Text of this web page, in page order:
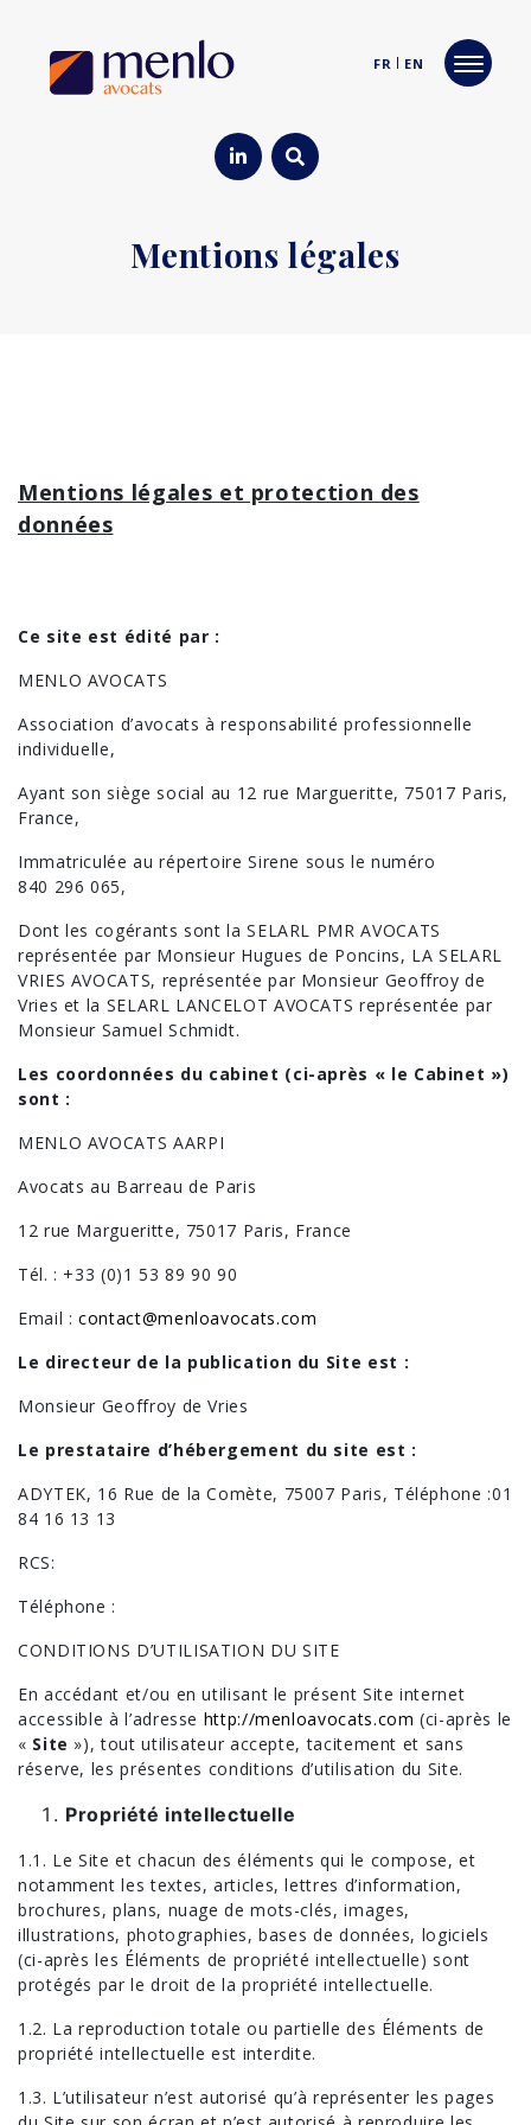
FR EN
Mentions légales
Mentions légales et protection des
données
Ce site est édité par :
MENLO AVOCATS
Association d’avocats à responsabilité professionnelle
individuelle,
Ayant son siège social au 12 rue Margueritte, 75017 Paris,
France,
Immatriculée au répertoire Sirene sous le numéro
840 296 065,
Dont les cogérants sont la SELARL PMR AVOCATS
représentée par Monsieur Hugues de Poncins, LA SELARL
VRIES AVOCATS, représentée par Monsieur Geoffroy de
Vries et la SELARL LANCELOT AVOCATS représentée par
Monsieur Samuel Schmidt.
Les coordonnées du cabinet (ci-après « le Cabinet »)
sont :
MENLO AVOCATS AARPI
Avocats au Barreau de Paris
12 rue Margueritte, 75017 Paris, France
Tél. : +33 (0)1 53 89 90 90
Email :contact@menloavocats.com
Le directeur de la publication du Site est :
Monsieur Geoffroy de Vries
Le prestataire d’hébergement du site est :
ADYTEK, 16 Rue de la Comète, 75007 Paris, Téléphone :01
84 16 13 13
RCS:
Téléphone :
CONDITIONS D’UTILISATION DU SITE
En accédant et/ou en utilisant le présent Site internet
accessible à l’adresse http://menloavocats.com (ci-après le
« Site »), tout utilisateur accepte, tacitement et sans
réserve, les présentes conditions d’utilisation du Site.
Propriété intellectuelle
1.1. Le Site et chacun des éléments qui le compose, et
notamment les textes, articles, lettres d’information,
brochures, plans, nuage de mots-clés, images,
illustrations, photographies, bases de données, logiciels
(ci-après les Éléments de propriété intellectuelle) sont
protégés par le droit de la propriété intellectuelle.
1.2. La reproduction totale ou partielle des Éléments de
propriété intellectuelle est interdite.
1.3. L’utilisateur n’est autorisé qu’à représenter les pages